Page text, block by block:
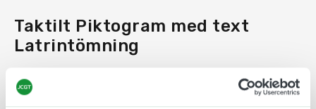
Taktilt Piktogram med text
Latrintömning
En taktil skylt som med text och symbol i relief
och med punktskrift underlättar för alla